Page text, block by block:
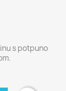
s potpuno